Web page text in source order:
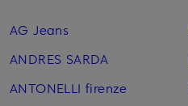
AG Jeans
ANDRES SARDA
ANTONELLI firenze